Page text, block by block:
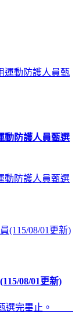
動防護人員甄選
動防護人員甄選
08/01更新)
甄選完畢止。